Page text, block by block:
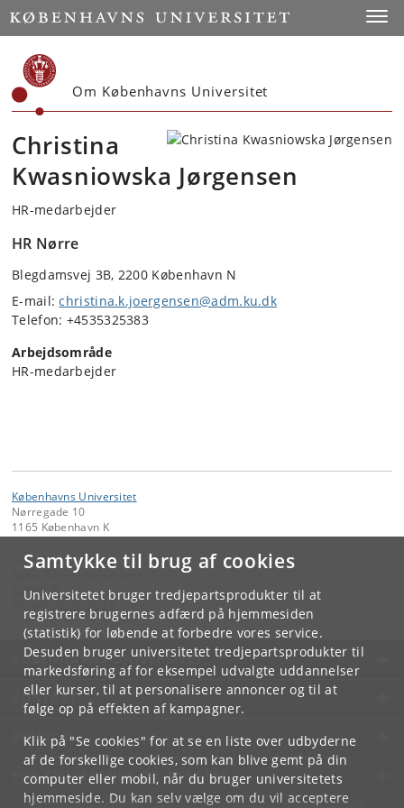
Samtykke til brug af cookies
Universitetet bruger tredjepartsprodukter til at
registrere brugernes adfærd på hjemmesiden
(statistik) for løbende at forbedre vores service.
Desuden bruger universitetet tredjepartsprodukter til
markedsføring af for eksempel udvalgte uddannelser
eller kurser, til at personalisere annoncer og til at
følge op på effekten af kampagner.
Klik på "Se cookies" for at se en liste over udbyderne
af de forskellige cookies, som kan blive gemt på din
computer eller mobil, når du bruger universitetets
hjemmeside. Du kan selv vælge om du vil acceptere
Start
Om Københavns Universitet
Christina
Kwasniowska Jørgensen
HR-medarbejder
HR Nørre
Blegdamsvej 3B, 2200 København N
E-mail:christina.k.joergensen@adm.ku.dk
Telefon: +4535325383
Arbejdsområde
HR-medarbejder
Københavns Universitet
Nørregade 10
1165 København K
Kontakt:
Københavns Universitet
@ku.dk
KØBENHAVNS UNIVERSITET
KONTAKT
SERVICES
FOR STUDERENDE OG ANSATTE